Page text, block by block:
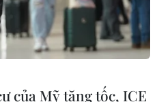
thêm
của Mỹ tăng tốc, ICE